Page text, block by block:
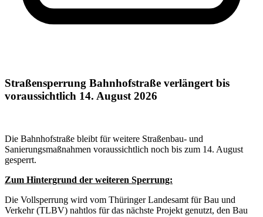
Straßensperrung Bahnhofstraße verlängert bis
voraussichtlich 14. August 2026
Die Bahnhofstraße bleibt für weitere Straßenbau- und
Sanierungsmaßnahmen voraussichtlich noch bis zum 14. August
gesperrt.
Zum Hintergrund der weiteren Sperrung:
Die Vollsperrung wird vom Thüringer Landesamt für Bau und
Verkehr (TLBV) nahtlos für das nächste Projekt genutzt, den Bau